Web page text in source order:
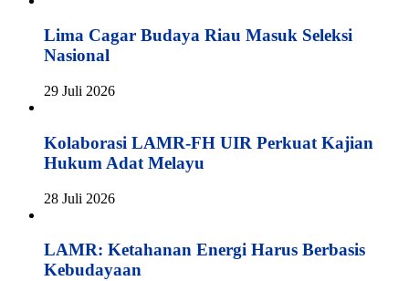
Lima Cagar Budaya Riau Masuk Seleksi
Nasional
29 Juli 2026
Kolaborasi LAMR-FH UIR Perkuat Kajian
Hukum Adat Melayu
28 Juli 2026
LAMR: Ketahanan Energi Harus Berbasis
Kebudayaan